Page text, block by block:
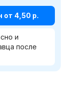
от 4,50 р.
и
после